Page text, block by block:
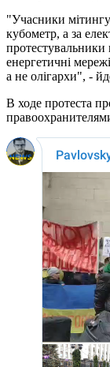
"Учасники
кубометр, а за
протестувальники
енергетичні
а не олігархи", -
В ходе протеста